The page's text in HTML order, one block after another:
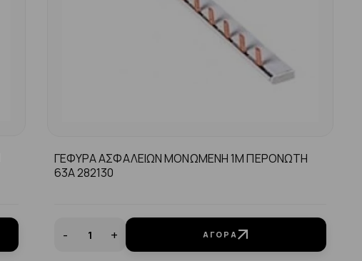
ΓΕΦΥΡΑ ΑΣΦΑΛΕΙΩΝ ΜΟΝΩΜΕΝΗ 1Μ ΠΕΡΟΝΩΤΗ
63Α 282130
- + ΑΓΟΡΆ